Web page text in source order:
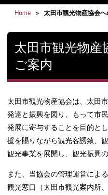
Home » 太田市観光物産協会
太田市観光物産
ご案内
太田市観光物産協会は、太田
発達と振興を図り、もって市
発展に寄与することを目的と
援を賜りながら観光客誘致、
観光事業を展開し、観光振興
また、当協会の管理運営によ
観光窓口（太田市観光案内所